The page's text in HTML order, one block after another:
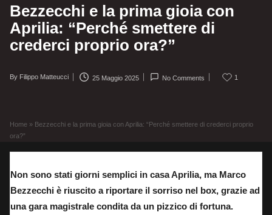
Bezzecchi e la prima gioia con
Aprilia: “Perché smettere di
crederci proprio ora?”
Posted
By Filippo Matteucci 25 Maggio 2025 No Comments 1
Home » Bezzecchi e la prima gioia con Aprilia: “Perché smettere di crederci proprio
ora?”
Non sono stati giorni semplici in casa Aprilia, ma Marco
Bezzecchi è riuscito a riportare il sorriso nel box, grazie ad
una gara magistrale condita da un pizzico di fortuna.